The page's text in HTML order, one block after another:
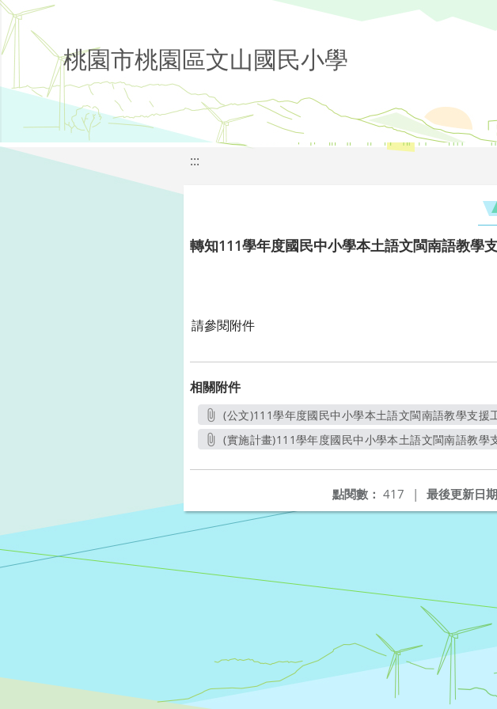
桃園市桃園區文山國民小學
:::
轉知111學年度國民中小學本土語文閩南語教學
請參閱附件
相關附件
(公文)111學年度國民中小學本土語文閩南語教學支
另開新
(實施計畫)111學年度國民中小學本土語文閩南語教
最後更新日期
點閱數： 417 |